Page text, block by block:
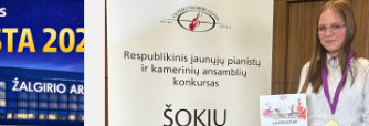
vokalo
konkurso
"Pavasario
Fiesta